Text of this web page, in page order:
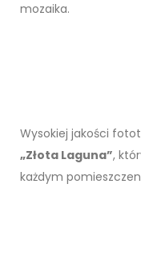
mozaika.
Wysokiej jakości
„Złota Laguna”,
każdym